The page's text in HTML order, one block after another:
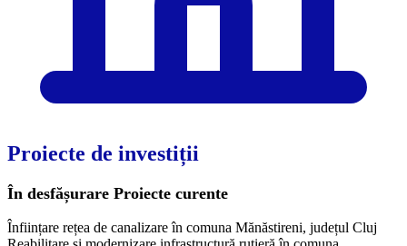
Proiecte de investiții
În desfășurare Proiecte curente
Înființare rețea de canalizare în comuna Mănăstireni, județul Cluj